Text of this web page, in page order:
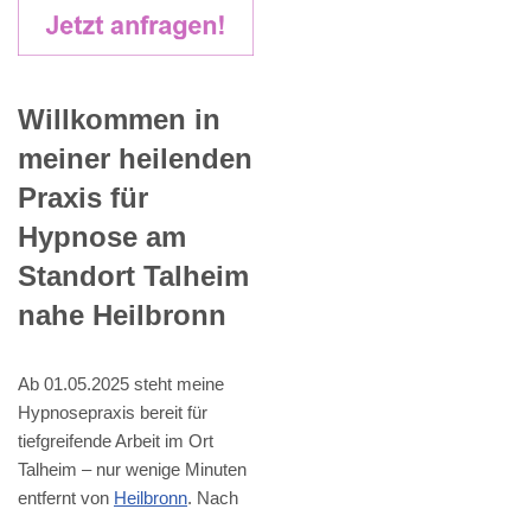
Willkommen in
meiner heilenden
Praxis für
Hypnose am
Standort Talheim
nahe Heilbronn
Ab 01.05.2025 steht meine
Hypnosepraxis bereit für
tiefgreifende Arbeit im Ort
Talheim – nur wenige Minuten
entfernt von Heilbronn. Nach